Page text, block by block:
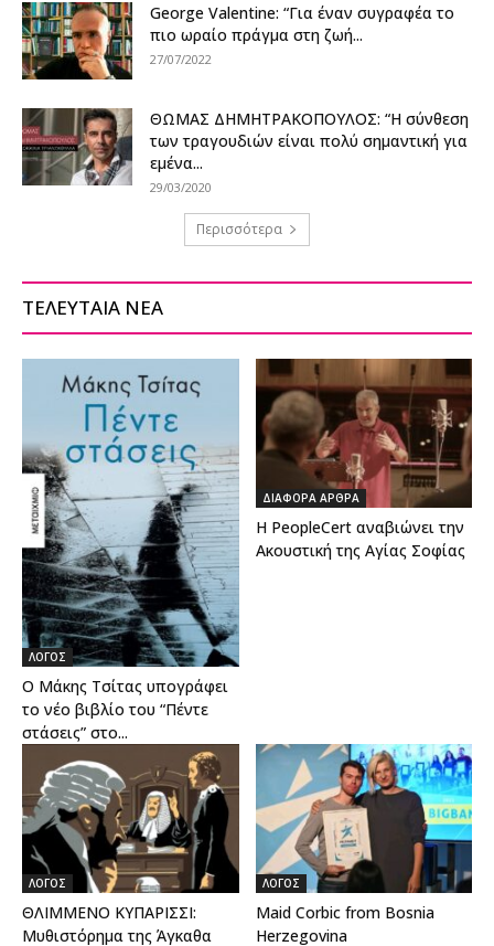
George Valentine: “Για έναν συγραφέα το
πιο ωραίο πράγμα στη ζωή...
27/07/2022
ΘΩΜΑΣ ΔΗΜΗΤΡΑΚΟΠΟΥΛΟΣ: “Η σύνθεση
των τραγουδιών είναι πολύ σημαντική για
εμένα...
29/03/2020
Περισσότερα
ΤΕΛΕΥΤΑΙΑ ΝΕΑ
ΛΟΓΟΣ
Ο Μάκης Τσίτας υπογράφει
το νέο βιβλίο του “Πέντε
στάσεις” στο...
ΔΙΑΦΟΡΑ ΑΡΘΡΑ
Η PeopleCert αναβιώνει την
Ακουστική της Αγίας Σοφίας
ΛΟΓΟΣ
ΘΛΙΜΜΕΝΟ ΚΥΠΑΡΙΣΣΙ:
Μυθιστόρημα της Άγκαθα
ΛΟΓΟΣ
Maid Corbic from Bosnia
Herzegovina